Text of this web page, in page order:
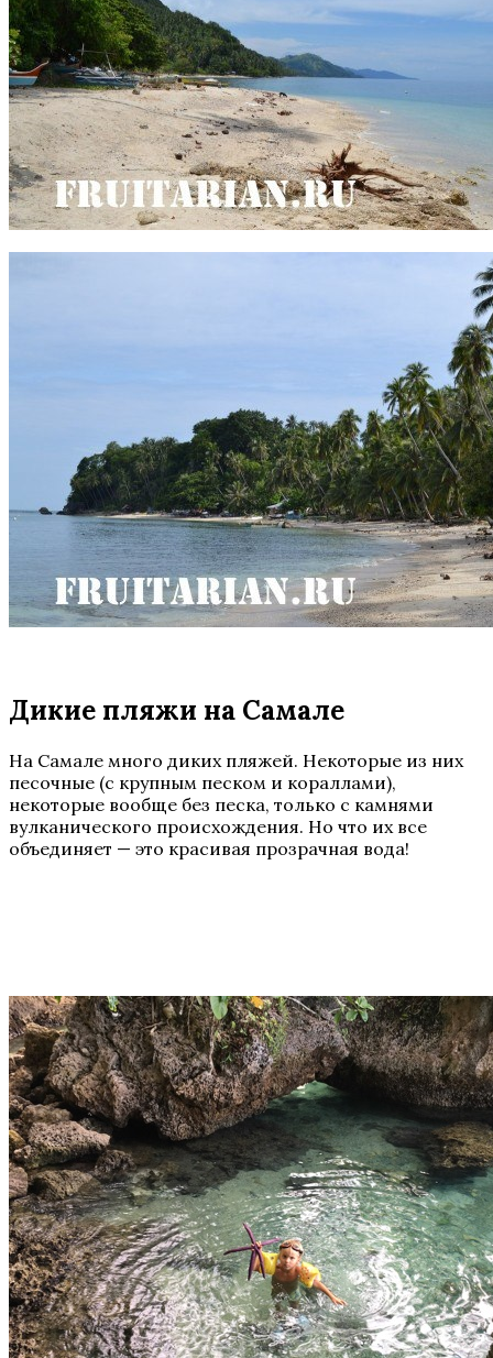
Дикие пляжи на Самале
На Самале много диких пляжей. Некоторые из них
песочные (с крупным песком и кораллами),
некоторые вообще без песка, только с камнями
вулканического происхождения. Но что их все
объединяет — это красивая прозрачная вода!